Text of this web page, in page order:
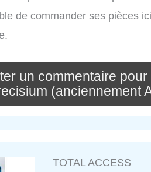
de commander ses pièces
un commentaire
(anciennement
TOTAL ACCESS